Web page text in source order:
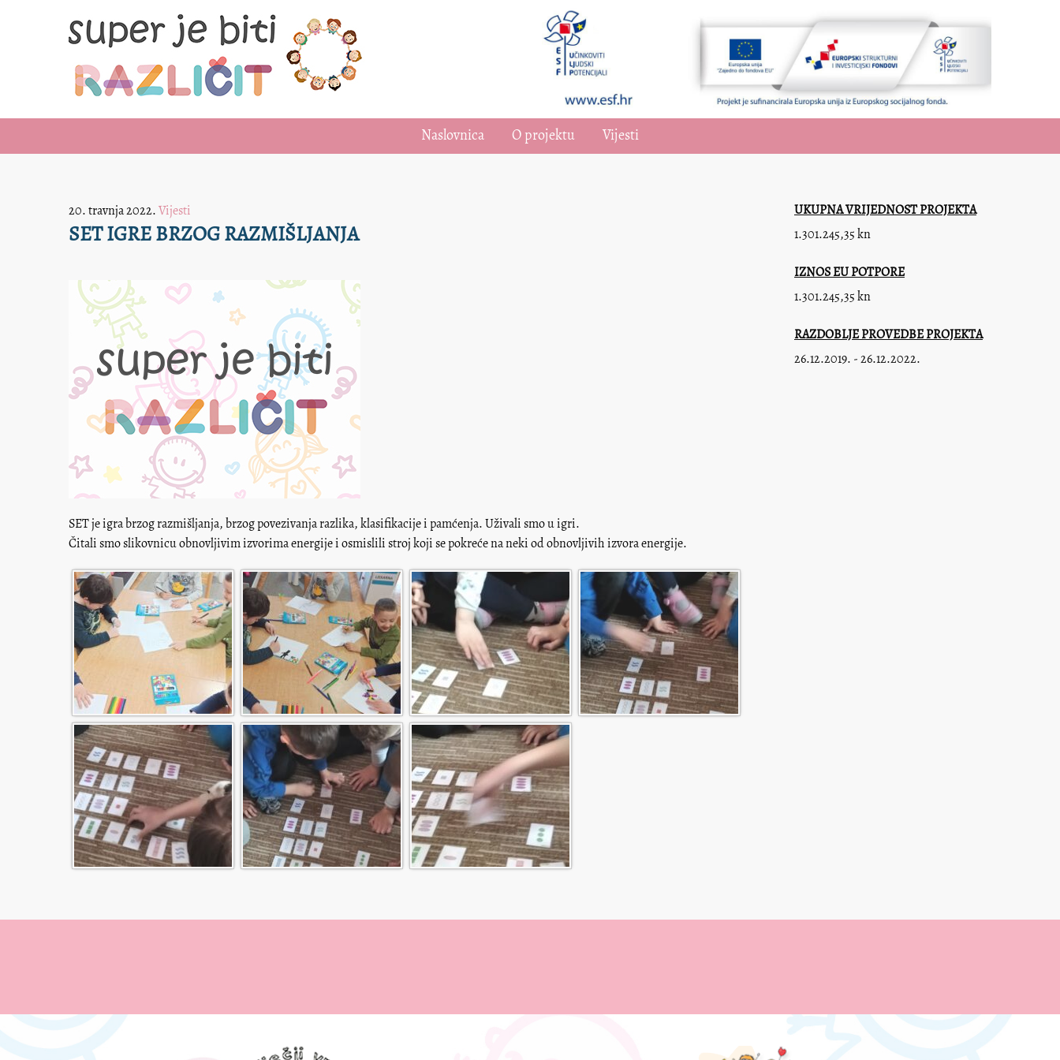
Naslovnica O projektu Vijesti
20. travnja 2022.Vijesti
SET IGRE BRZOG RAZMIŠLJANJA
SET je igra brzog razmišljanja, brzog povezivanja razlika, klasifikacije i pamćenja. Uživali smo u igri.
Čitali smo slikovnicu obnovljivim izvorima energije i osmislili stroj koji se pokreće na neki od obnovljivih izvora energije.
UKUPNA VRIJEDNOST PROJEKTA
1.301.245,35 kn
IZNOS EU POTPORE
1.301.245,35 kn
RAZDOBLJE PROVEDBE PROJEKTA
26.12.2019. - 26.12.2022.